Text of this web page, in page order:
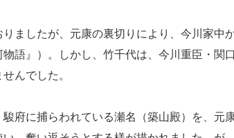
ましたが、元康の裏切りにより、今川家中
語』）。しかし、竹千代は、今川重臣・関口
んでした。
府に捕らわれている瀬名（築山殿）を、元